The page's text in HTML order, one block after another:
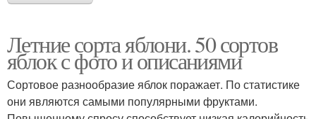
Летние сорта яблони. 50 сортов
яблок с фото и описаниями
Сортовое разнообразие яблок поражает. По статистике
они являются самыми популярными фруктами.